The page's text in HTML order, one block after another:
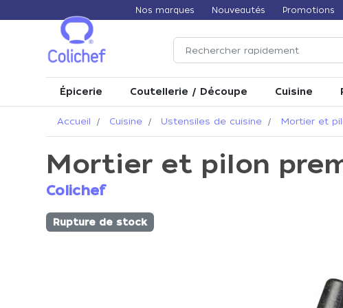
Nos marques Nouveautés Promotions
Épicerie Coutellerie / Découpe Cuisine
Accueil Cuisine Ustensiles de cuisine Mortier et
Mortier et pilon
Colichef
Rupture de stock